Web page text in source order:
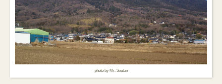
photo by Mr. Soutan